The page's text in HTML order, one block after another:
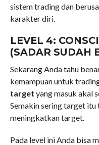
sistem trading dan
karakter diri.
LEVEL 4:
(SADAR SUDAH
Sekarang Anda tahu
kemampuan untuk
target yang masuk akal
Semakin sering target itu
meningkatkan target.
Pada level ini Anda bisa